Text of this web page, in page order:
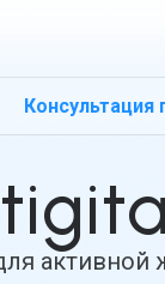
по
активной